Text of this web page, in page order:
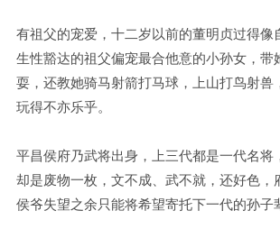
有祖父的宠爱，十二岁以前的董明贞过得像
生性豁达的祖父偏宠最合他意的小孙女，带
耍，还教她骑马射箭打马球，上山打鸟射兽
玩得不亦乐乎。
平昌侯府乃武将出身，上三代都是一代名将
却是废物一枚，文不成、武不就，还好色，
侯爷失望之余只能将希望寄托下一代的孙子